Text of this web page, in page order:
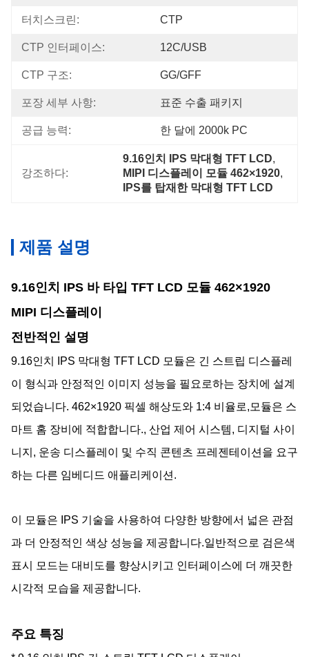
터치스크린: CTP
CTP 인터페이스: 12C/USB
CTP 구조: GG/GFF
포장 세부 사항: 표준 수출 패키지
공급 능력: 한 달에 2000k PC
강조하다:
9.16인치 IPS 막대형 TFT LCD,
MIPI 디스플레이 모듈 462×1920,
IPS를 탑재한 막대형 TFT LCD
제품 설명
9.16인치 IPS 바 타입 TFT LCD 모듈 462×1920
MIPI 디스플레이
전반적인 설명
9.16인치 IPS 막대형 TFT LCD 모듈은 긴 스트립 디스플레
이 형식과 안정적인 이미지 성능을 필요로하는 장치에 설계
되었습니다. 462×1920 픽셀 해상도와 1:4 비율로,모듈은 스
마트 홈 장비에 적합합니다., 산업 제어 시스템, 디지털 사이
니지, 운송 디스플레이 및 수직 콘텐츠 프레젠테이션을 요구
하는 다른 임베디드 애플리케이션.
이 모듈은 IPS 기술을 사용하여 다양한 방향에서 넓은 관점
과 더 안정적인 색상 성능을 제공합니다.일반적으로 검은색
표시 모드는 대비도를 향상시키고 인터페이스에 더 깨끗한
시각적 모습을 제공합니다.
주요 특징